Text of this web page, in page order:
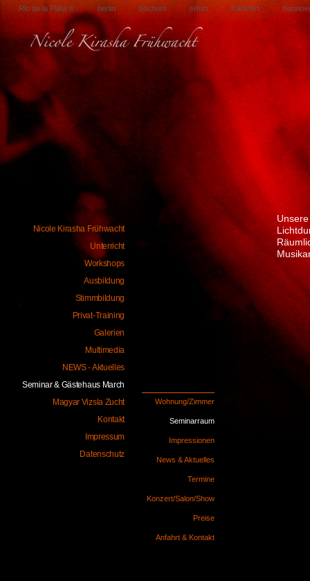
Rio de la Plata ® berlin bochum erfurt frankfurt
Nicole Kirasha Frühwacht
Unterricht
Workshops
Ausbildung
Stimmbildung
Privat-Training
Galerien
Multimedia
NEWS - Aktuelles
Seminar & Gästehaus March
Wohnung/Zimmer
Seminarraum
Impressionen
News & Aktuelles
Termine
Konzert/Salon/Show
Preise
Anfahrt & Kontakt
Magyar Vizsla Zucht
Kontakt
Impressum
Datenschutz